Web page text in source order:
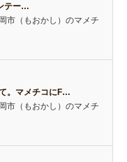
テー…
市（もおかし）のマメチ
。マメチコにF…
市（もおかし）のマメチ